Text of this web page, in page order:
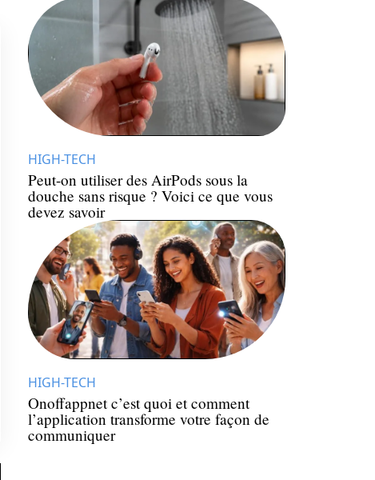
HIGH-TECH
Peut-on utiliser des AirPods sous la
douche sans risque ? Voici ce que vous
devez savoir
HIGH-TECH
Onoffappnet c’est quoi et comment
l’application transforme votre façon de
communiquer